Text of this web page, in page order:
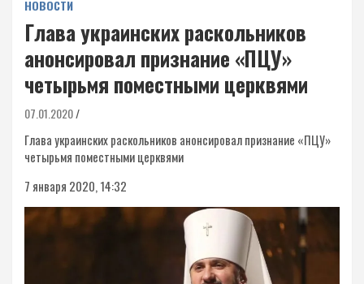
НОВОСТИ
Глава украинских раскольников
анонсировал признание «ПЦУ»
четырьмя поместными церквями
07.01.2020
Глава украинских раскольников анонсировал признание «ПЦУ»
четырьмя поместными церквями
7 января 2020, 14:32